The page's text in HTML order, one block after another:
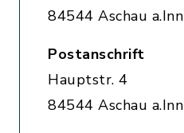
84544 Aschau a.Inn
Postanschrift
Hauptstr. 4
84544 Aschau a.Inn